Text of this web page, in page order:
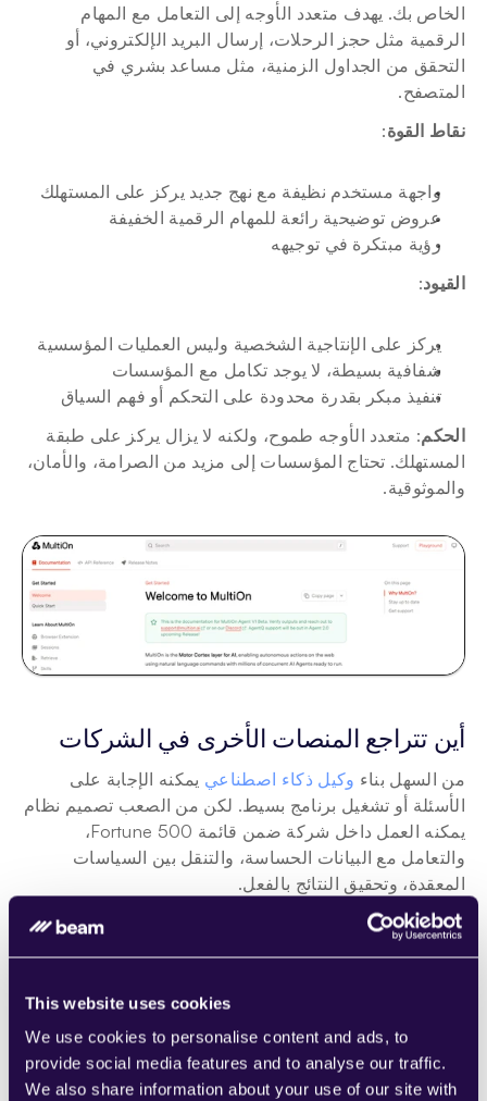
This website uses cookies
We use cookies to personalise content and ads, to
provide social media features and to analyse our traffic.
We also share information about your use of our site with
المتصفح.
نقاط القوة:
واجهة مستخدم نظيفة مع نهج جديد يركز على المستهلك
عروض توضيحية رائعة للمهام الرقمية الخفيفة
رؤية مبتكرة في توجيهه
القيود:
يركز على الإنتاجية الشخصية وليس العمليات المؤسسية
شفافية بسيطة، لا يوجد تكامل مع المؤسسات
تنفيذ مبكر بقدرة محدودة على التحكم أو فهم السياق
الحكم
والموثوقية.
أين تتراجع المنصات الأخرى في الشركات
من السهل بناء وكيل ذكاء اصطناعي
المعقدة، وتحقيق النتائج بالفعل.
هذا هو المكان الذي تنهار فيه معظم المنصات.
لم يتم بناؤها للتعامل مع تدفقات العمل الفوضوية في العالم
البرامج النصية أو الوحدات الماكرو. يتبعون تعليمات خطية